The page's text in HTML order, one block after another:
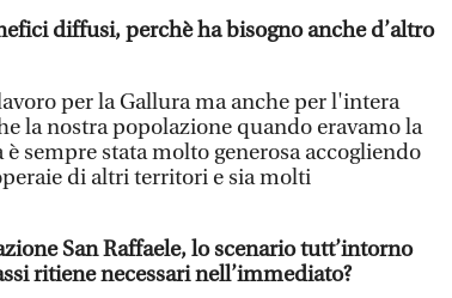
diffusi, perchè ha bisogno anche d’altro
per la Gallura ma anche per l'intera
la nostra popolazione quando eravamo la
sempre stata molto generosa accogliendo
di altri territori e sia molti
San Raffaele, lo scenario tutt’intorno
ritiene necessari nell’immediato?